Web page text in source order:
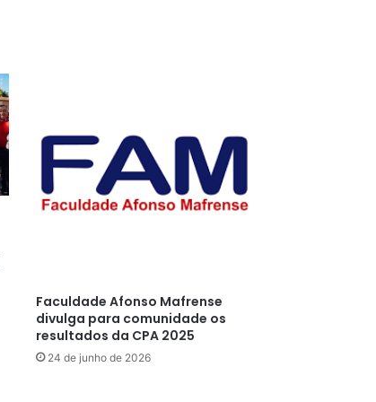
Faculdade Afonso Mafrense
divulga para comunidade os
resultados da CPA 2025
24 de junho de 2026